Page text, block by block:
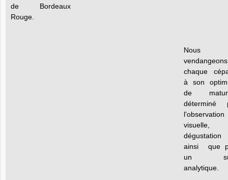
de Bordeaux
Rouge.
Nous
vendangeons
chaque
à son
de
déterminé
l'observation
visuelle,
dégustation
ainsi que
un
analytique.